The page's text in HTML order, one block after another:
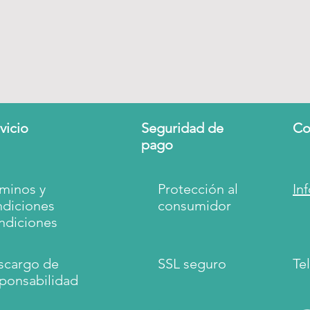
y
de
Seguridad de
pago
Protección al
consumidor
SSL seguro